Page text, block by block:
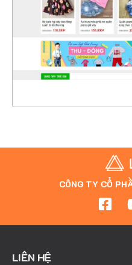
XEM
CÔNG TY CỔ
LIÊN HỆ